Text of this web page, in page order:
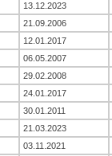
13.12.2023
21.09.2006
12.01.2017
06.05.2007
29.02.2008
24.01.2017
30.01.2011
21.03.2023
03.11.2021